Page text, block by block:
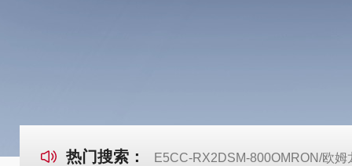
热门搜索： E5CC-RX2DSM-800OMRON/欧